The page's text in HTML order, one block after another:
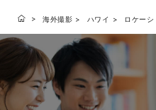
海外撮影 ハワイ ロケーシ